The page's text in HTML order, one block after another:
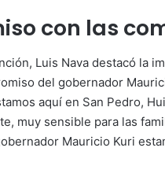
con las
Luis Nava destacó la
del gobernador
aquí en San Pedro,
muy sensible para las
Mauricio Kuri